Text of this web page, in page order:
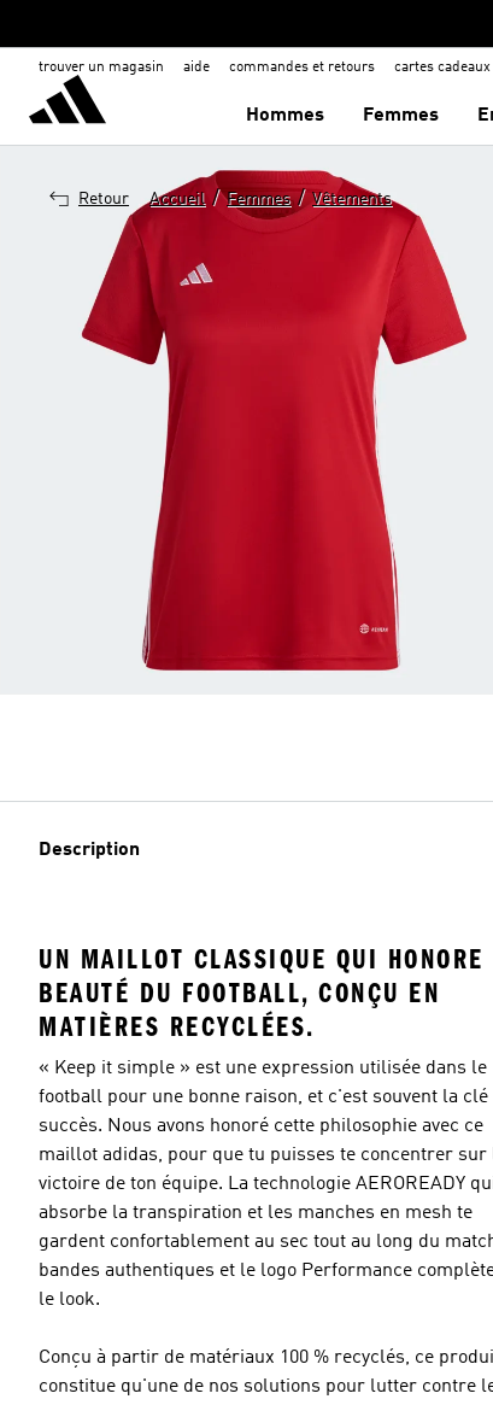
trouver un magasin aide commandes et retours cartes cadeaux
Hommes Femmes
Retour Accueil / Femmes / Vêtements
Description
UN MAILLOT CLASSIQUE QUI HONORE
BEAUTÉ DU FOOTBALL, CONÇU EN
MATIÈRES RECYCLÉES.
« Keep it simple » est une expression utilisée dans le
football pour une bonne raison, et c'est souvent la clé
succès. Nous avons honoré cette philosophie avec ce
maillot adidas, pour que tu puisses te concentrer sur
victoire de ton équipe. La technologie AEROREADY
absorbe la transpiration et les manches en mesh te
gardent confortablement au sec tout au long du
bandes authentiques et le logo Performance
le look.
Conçu à partir de matériaux 100 % recyclés, ce
constitue qu'une de nos solutions pour lutter contre